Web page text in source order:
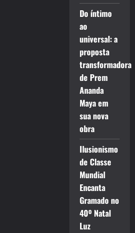
Do íntimo
ao
universal: a
proposta
transformadora
de Prem
Ananda
Maya em
sua nova
obra
Ilusionismo
de Classe
Mundial
Encanta
Gramado no
40º Natal
Luz